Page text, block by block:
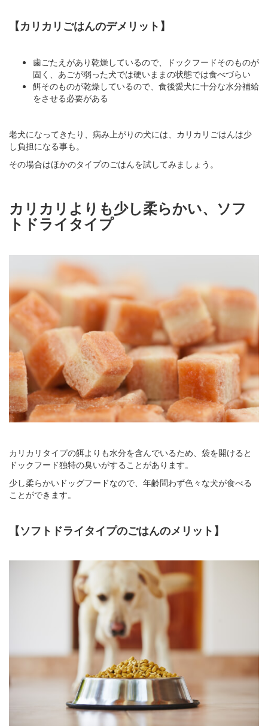
【カリカリごはんのデメリット】
歯ごたえがあり乾燥しているので、ドックフードそのものが
固く、あごが弱った犬では硬いままの状態では食べづらい
餌そのものが乾燥しているので、食後愛犬に十分な水分補給
をさせる必要がある
老犬になってきたり、病み上がりの犬には、カリカリごはんは少
し負担になる事も。
その場合はほかのタイプのごはんを試してみましょう。
カリカリよりも少し柔らかい、ソフ
トドライタイプ
カリカリタイプの餌よりも水分を含んでいるため、袋を開けると
ドックフード独特の臭いがすることがあります。
少し柔らかいドッグフードなので、年齢問わず色々な犬が食べる
ことができます。
【ソフトドライタイプのごはんのメリット】